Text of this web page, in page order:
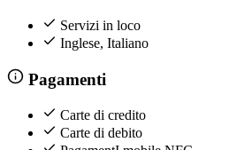
Servizi in loco
Inglese, Italiano
Pagamenti
Carte di credito
Carte di debito